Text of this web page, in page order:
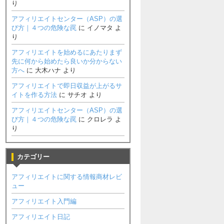
り
アフィリエイトセンター（ASP）の選
び方｜４つの危険な罠 に イノマタ よ
り
アフィリエイトを始めるにあたりまず
先に何から始めたら良いか分からない
方へ に 大木ハナ より
アフィリエイトで即日収益が上がるサ
イトを作る方法 に サチオ より
アフィリエイトセンター（ASP）の選
び方｜４つの危険な罠 に クロレラ よ
り
カテゴリー
アフィリエイトに関する情報商材レビ
ュー
アフィリエイト入門編
アフィリエイト日記